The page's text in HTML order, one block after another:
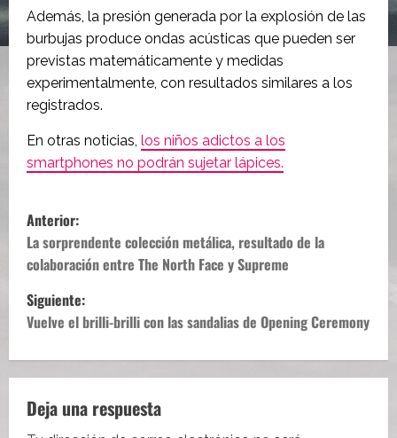
Además, la presión generada por la explosión de las
burbujas produce ondas acústicas que pueden ser
previstas matemáticamente y medidas
experimentalmente, con resultados similares a los
registrados.
En otras noticias, los niños adictos a los
smartphones no podrán sujetar lápices.
N
a
v
e
g
a
Anterior:
La sorprendente colección metálica, resultado de la
colaboración entre The North Face y Supreme
Siguiente:
Vuelve el brilli-brilli con las sandalias de Opening Ceremony
Deja una respuesta